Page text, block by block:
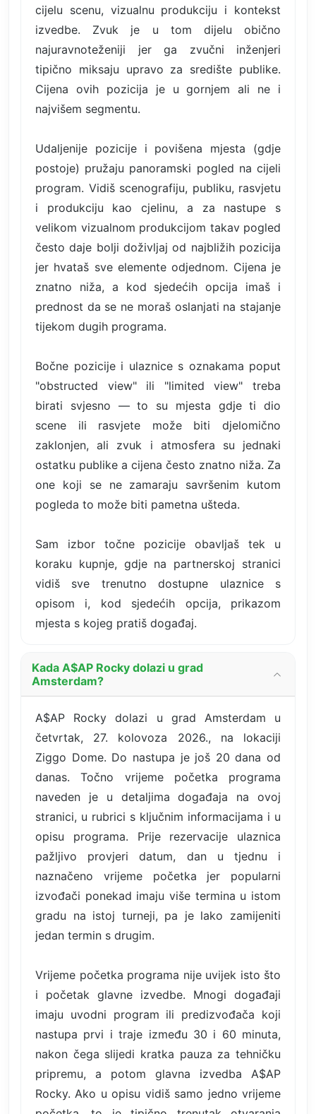
cijelu scenu, vizualnu produkciju i kontekst
izvedbe. Zvuk je u tom dijelu obično
najuravnoteženiji jer ga zvučni inženjeri
tipično miksaju upravo za središte publike.
Cijena ovih pozicija je u gornjem ali ne i
najvišem segmentu.
Udaljenije pozicije i povišena mjesta (gdje
postoje) pružaju panoramski pogled na cijeli
program. Vidiš scenografiju, publiku, rasvjetu
i produkciju kao cjelinu, a za nastupe s
velikom vizualnom produkcijom takav pogled
često daje bolji doživljaj od najbližih pozicija
jer hvataš sve elemente odjednom. Cijena je
znatno niža, a kod sjedećih opcija imaš i
prednost da se ne moraš oslanjati na stajanje
tijekom dugih programa.
Bočne pozicije i ulaznice s oznakama poput
"obstructed view" ili "limited view" treba
birati svjesno — to su mjesta gdje ti dio
scene ili rasvjete može biti djelomično
zaklonjen, ali zvuk i atmosfera su jednaki
ostatku publike a cijena često znatno niža. Za
one koji se ne zamaraju savršenim kutom
pogleda to može biti pametna ušteda.
Sam izbor točne pozicije obavljaš tek u
koraku kupnje, gdje na partnerskoj stranici
vidiš sve trenutno dostupne ulaznice s
opisom i, kod sjedećih opcija, prikazom
mjesta s kojeg pratiš događaj.
Kada A$AP Rocky dolazi u grad
Amsterdam?
A$AP Rocky dolazi u grad Amsterdam u
četvrtak, 27. kolovoza 2026., na lokaciji
Ziggo Dome. Do nastupa je još 20 dana od
danas. Točno vrijeme početka programa
naveden je u detaljima događaja na ovoj
stranici, u rubrici s ključnim informacijama i u
opisu programa. Prije rezervacije ulaznica
pažljivo provjeri datum, dan u tjednu i
naznačeno vrijeme početka jer popularni
izvođači ponekad imaju više termina u istom
gradu na istoj turneji, pa je lako zamijeniti
jedan termin s drugim.
Vrijeme početka programa nije uvijek isto što
i početak glavne izvedbe. Mnogi događaji
imaju uvodni program ili predizvođača koji
nastupa prvi i traje između 30 i 60 minuta,
nakon čega slijedi kratka pauza za tehničku
pripremu, a potom glavna izvedba A$AP
Rocky. Ako u opisu vidiš samo jedno vrijeme